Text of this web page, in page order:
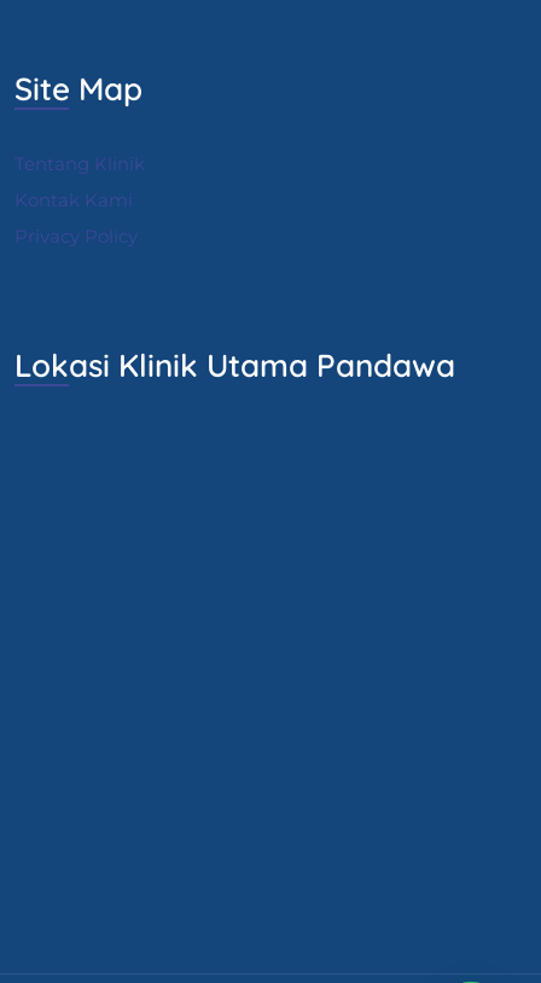
Site Map
Tentang Klinik
Kontak Kami
Privacy Policy
Lokasi Klinik Utama Pandawa